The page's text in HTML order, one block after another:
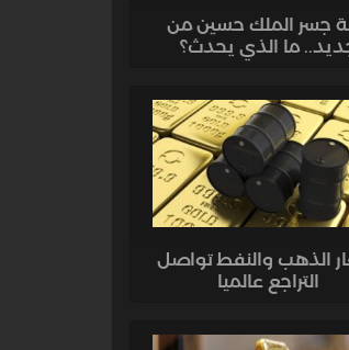
جسر الملك حسين من
ما الذي يحدث؟
الذهب والنفط تواصل
التراجع عالميا